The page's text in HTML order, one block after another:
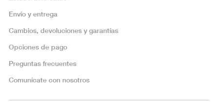
Envío y entrega
Cambios, devoluciones y garantías
Opciones de pago
Preguntas frecuentes
Comunícate con nosotros